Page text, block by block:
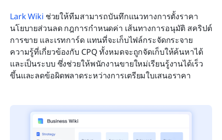
Lark Wiki ช่วยให้ทีมสามารถบันทึกแนวทางการตั้งราคา
นโยบายส่วนลด กฎการกำหนดค่า เส้นทางการอนุมัติ สคริปต์
การขาย และเรทการ์ด แทนที่จะเก็บไฟล์กระจัดกระจาย
ความรู้ที่เกี่ยวข้องกับ CPQ ทั้งหมดจะถูกจัดเก็บให้ค้นหาได้
และเป็นระบบ ซึ่งช่วยให้พนักงานขายใหม่เรียนรู้งานได้เร็ว
ขึ้นและลดข้อผิดพลาดระหว่างการเตรียมใบเสนอราคา